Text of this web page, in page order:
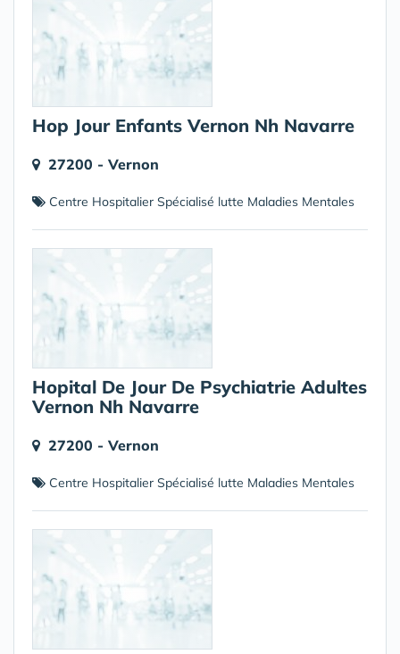
Hop Jour Enfants Vernon Nh Navarre
27200 - Vernon
Centre Hospitalier Spécialisé lutte Maladies Mentales
Hopital De Jour De Psychiatrie Adultes
Vernon Nh Navarre
27200 - Vernon
Centre Hospitalier Spécialisé lutte Maladies Mentales